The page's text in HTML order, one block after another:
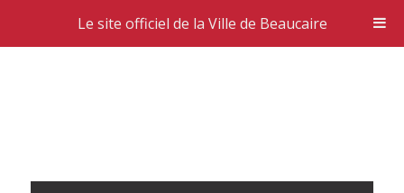
Le site officiel de la Ville de Beaucaire